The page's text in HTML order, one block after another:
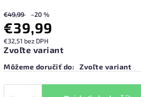
€49,99 –20 %
€39,99
€32,51 bez DPH
Zvoľte variant
Môžeme doručiť do: Zvoľte variant